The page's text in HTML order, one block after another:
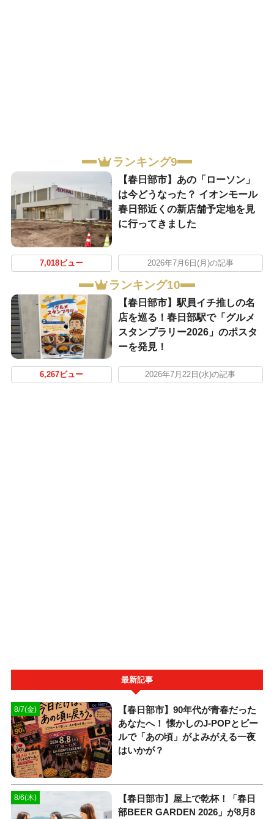
ランキング9
【春日部市】あの「ローソン」
は今どうなった？ イオンモール
春日部近くの新店舗予定地を見
に行ってきました
7,018ビュー 2026年7月6日(月)の記事
ランキング10
【春日部市】駅員イチ推しの名
店を巡る！春日部駅で「グルメ
スタンプラリー2026」のポスタ
ーを発見！
6,267ビュー 2026年7月22日(水)の記事
最新記事
8/7(金)
【春日部市】90年代が青春だった
あなたへ！ 懐かしのJ-POPとビー
ルで「あの頃」がよみがえる一夜
はいかが？
8/6(木)
【春日部市】屋上で乾杯！「春日
部BEER GARDEN 2026」が8月8